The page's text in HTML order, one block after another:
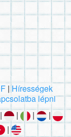
|Hírességek
lépni
| | |
|
|